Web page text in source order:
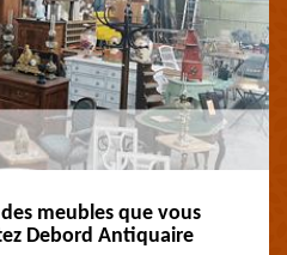
meubles que vous
Debord Antiquaire